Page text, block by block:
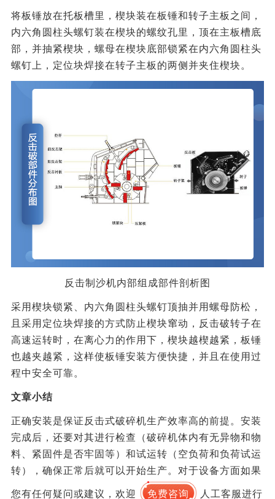
将板锤放在托板槽里，楔块装在板锤和转子主板之间，
内六角圆柱头螺钉装在楔块的螺纹孔里，顶在主板槽底
部，并抽紧楔块，螺母在楔块底部锁紧在内六角圆柱头
螺钉上，定位块焊接在转子主板的两侧并夹住楔块。
反击制沙机内部组成部件剖析图
采用楔块锁紧、内六角圆柱头螺钉顶抽并用螺母防松，
且采用定位块焊接的方式防止楔块窜动，反击破转子在
高速运转时，在离心力的作用下，楔块越楔越紧，板锤
也越夹越紧，这样使板锤安装方便快捷，并且在使用过
程中安全可靠。
文章小结
正确安装是保证反击式破碎机生产效率高的前提。安装
完成后，还要对其进行检查（破碎机体内有无异物和物
料、紧固件是否牢固等）和试运转（空负荷和负荷试运
转），确保正常后就可以开始生产。对于设备方面如果
您有任何疑问或建议，欢迎 免费咨询 人工客服进行